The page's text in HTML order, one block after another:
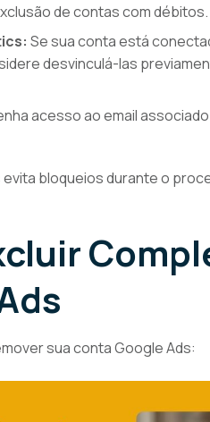
de contas com débitos.
Se sua conta está
desvinculá-las
acesso ao email
bloqueios durante o
sua conta Google Ads: